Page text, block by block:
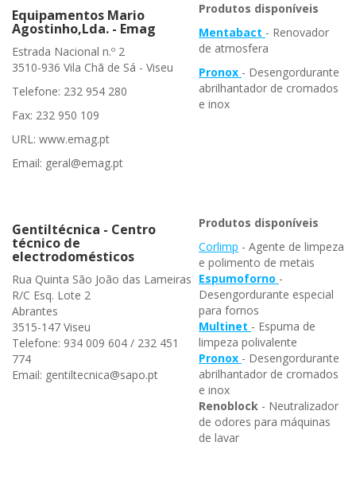
Equipamentos Mario
Agostinho,Lda. - Emag
Estrada Nacional n.º 2
3510-936 Vila Chã de Sá - Viseu
Telefone: 232 954 280
Fax: 232 950 109
URL: www.emag.pt
Email: geral@emag.pt
Produtos disponíveis
Mentabact - Renovador
de atmosfera
Pronox - Desengordurante
abrilhantador de cromados
e inox
Gentiltécnica - Centro
técnico de
electrodomésticos
Rua Quinta São João das Lameiras
R/C Esq. Lote 2
Abrantes
3515-147 Viseu
Telefone: 934 009 604 / 232 451
774
Email: gentiltecnica@sapo.pt
Produtos disponíveis
Corlimp - Agente de limpeza
e polimento de metais
Espumoforno -
Desengordurante especial
para fornos
Multinet - Espuma de
limpeza polivalente
Pronox - Desengordurante
abrilhantador de cromados
e inox
Renoblock - Neutralizador
de odores para máquinas
de lavar